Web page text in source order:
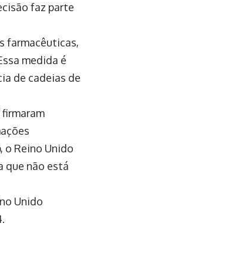
faz parte
farmacêuticas,
medida é
de cadeias de
o Reino Unido
que não está
Unido